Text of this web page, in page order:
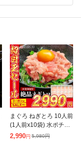
まぐろ ねぎとろ 10人前
(1人前x10袋) 水ポチャ
解凍すぐ美味しい ギフ
2,990円 5,980円